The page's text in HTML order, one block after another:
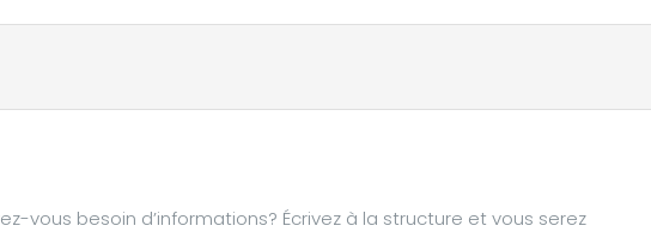
vous besoin d’informations? Écrivez à la structure et vous serez